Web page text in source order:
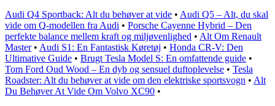
Audi Q4 Sportback: Alt du behøver at vide • Audi Q5 – Alt, du skal
vide om Q-modellen fra Audi • Porsche Cayenne Hybrid – Den
perfekte balance mellem kraft og miljøvenlighed • Alt Om Renault
Master• Audi S1: En Fantastisk Køretøj • Honda CR-V: Den
Ultimative Guide • Brugt Tesla Model S: En omfattende guide •
Tom Ford Oud Wood – En dyb og sensuel duftoplevelse • Tesla
Roadster: Alt du behøver at vide om den elektriske sportsvogn • Alt
Du Behøver At Vide Om Volvo XC90 •